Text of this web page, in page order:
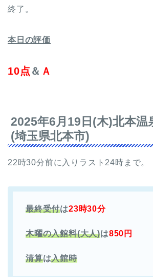
終了。
本日の評価
10点 ＆ Ａ
2025年6月19日(木)北本温
(埼玉県北本市)
22時30分前に入りラスト24時まで。
最終受付は23時30分
木曜の入館料(大人)は850円
清算は入館時